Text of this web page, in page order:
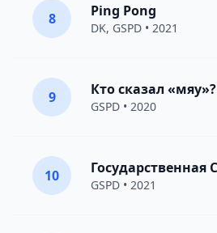
8 Ping Pong
DK, GSPD • 2021
9 Кто сказал «мяу»?
GSPD • 2020
10
GSPD • 2021